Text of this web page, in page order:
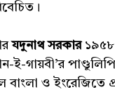
যদুনাথ সরকার১৯৫৮
ই-গায়বী’র
বাংলা ও ইংরেজিতে